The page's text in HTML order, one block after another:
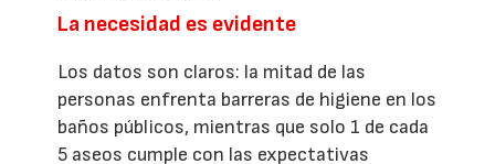
La necesidad es evidente
Los datos son claros: la mitad de las
personas enfrenta barreras de higiene en los
baños públicos, mientras que solo 1 de cada
5 aseos cumple con las expectativas